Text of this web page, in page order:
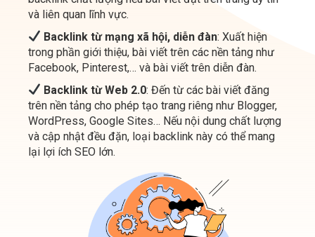
trong phần giới thiệu, bài viết trên các nền tảng như
Backlink từ Web 2.0: Đến từ các bài viết đăng
trên nền tảng cho phép tạo trang riêng như Blogger,
và cập nhật đều đặn, loại backlink này có thể mang
lại lợi ích SEO lớn.